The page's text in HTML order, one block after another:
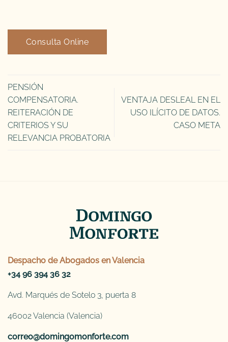
Consulta Online
PENSIÓN
COMPENSATORIA.
REITERACIÓN DE
CRITERIOS Y SU
RELEVANCIA PROBATORIA
VENTAJA DESLEAL EN EL
USO ILÍCITO DE DATOS.
CASO META
Despacho de Abogados en Valencia
+34 96 394 36 32
Avd. Marqués de Sotelo 3, puerta 8
46002 Valencia (Valencia)
correo@domingomonforte.com